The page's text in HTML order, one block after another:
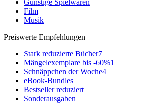
Günstige Spielwaren
Film
Musik
Preiswerte Empfehlungen
Stark reduzierte Bücher7
Mängelexemplare bis -60%1
Schnäppchen der Woche4
eBook-Bundles
Bestseller reduziert
Sonderausgaben